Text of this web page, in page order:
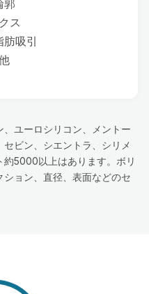
郭
ス
吸引
ユーロシリコン、メントー
ビン、シエントラ、シリメ
約5000以上はあります。ボリ
ョン、直径、表面などのセ